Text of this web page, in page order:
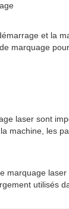
et la
marquage
laser sont
machine, les
marquage
utilisés